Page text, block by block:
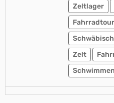
Zeltlager
Fahrradtour
Zelt
Schwimmen